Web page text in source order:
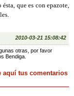
que es con epazote,
2010-03-21 15:08:42
otras, por favor
Bendiga.
aquí tus comentarios